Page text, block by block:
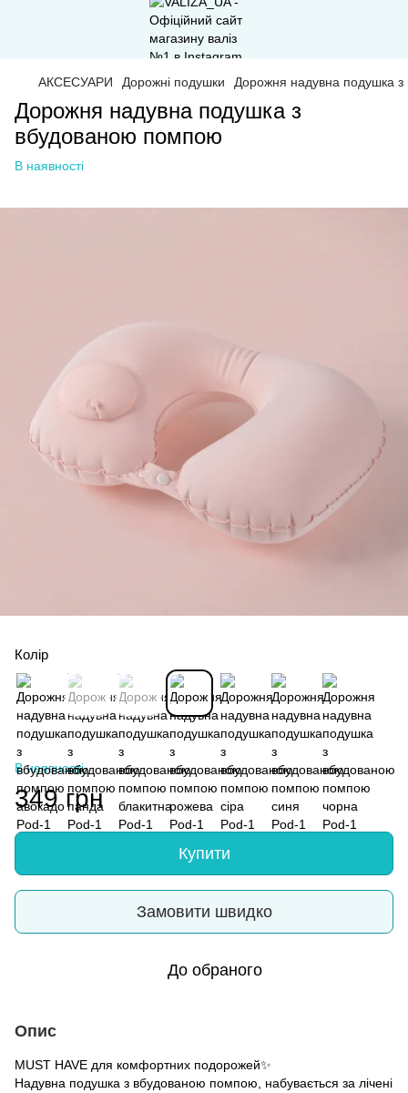
АКСЕСУАРИ Дорожні подушки Дорожня надувна подушка
Дорожня надувна подушка з
вбудованою помпою
В наявності
Колір
В наявності
349 грн
Купити
Замовити швидко
До обраного
Опис
MUST HAVE для комфортних подорожей✨
Надувна подушка з вбудованою помпою, набувається за лічені